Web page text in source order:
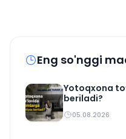
Eng so'nggi
Yotoqxona
beriladi?
05.08.2026